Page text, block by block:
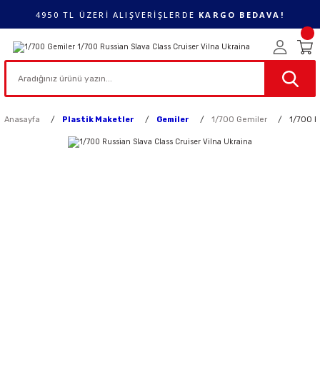
4950 TL ÜZERİ ALIŞVERİŞLERDE KARGO BEDAVA!
Anasayfa Plastik Maketler Gemiler 1/700 Gemiler 1/700